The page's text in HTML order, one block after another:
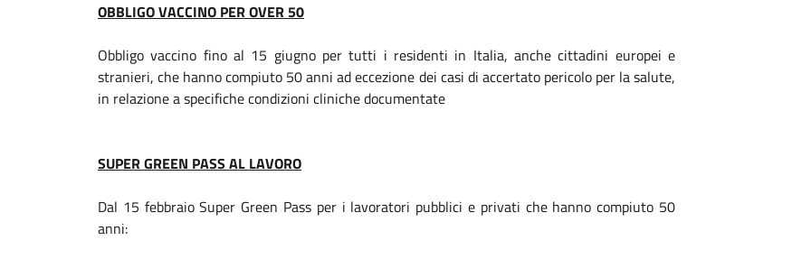
OBBLIGO VACCINO PER OVER 50
Obbligo vaccino fino al 15 giugno per tutti i residenti in Italia, anche cittadini europei e
stranieri, che hanno compiuto 50 anni ad eccezione dei casi di accertato pericolo per la salute,
in relazione a specifiche condizioni cliniche documentate
SUPER GREEN PASS AL LAVORO
Dal 15 febbraio Super Green Pass per i lavoratori pubblici e privati che hanno compiuto 50
anni: